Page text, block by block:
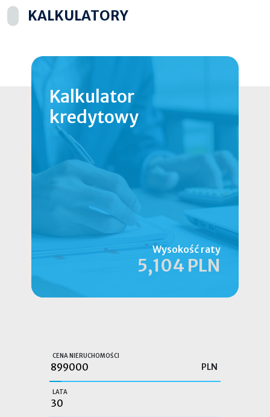
KALKULATORY
Kalkulator
kredytowy
Wysokość raty
5,104 PLN
CENA NIERUCHOMOŚCI
PLN
LATA